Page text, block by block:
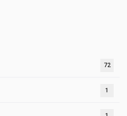
72
1